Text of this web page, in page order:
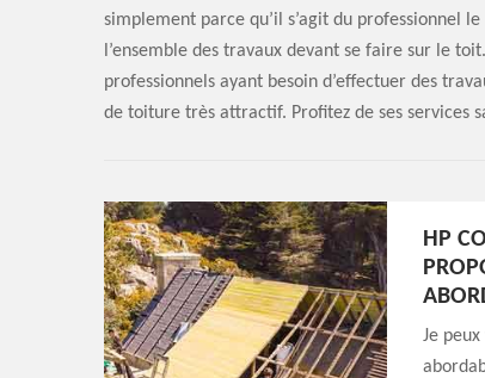
simplement parce qu’il s’agit du professionnel
l’ensemble des travaux devant se faire sur le
professionnels ayant besoin d’effectuer des
de toiture très attractif. Profitez de ses services
HP
Je